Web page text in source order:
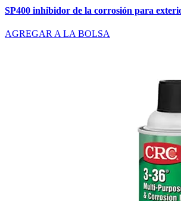
SP400 inhibidor de la corrosión para
AGREGAR A LA BOLSA